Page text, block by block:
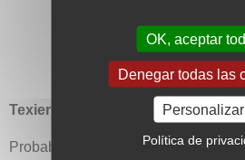
Texier
Probablemente los mejores
OK, aceptar
Denegar todas las
Personalizar
Política de